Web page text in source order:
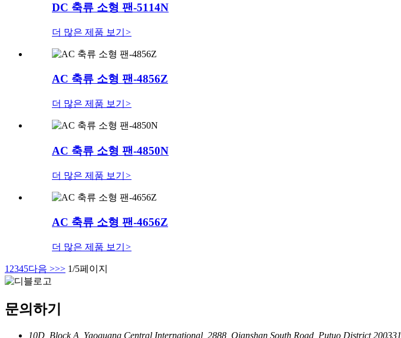
DC 축류 소형 팬-5114N
더 많은 제품 보기 >
AC 축류 소형 팬-4856Z
더 많은 제품 보기 >
AC 축류 소형 팬-4850N
더 많은 제품 보기 >
AC 축류 소형 팬-4656Z
더 많은 제품 보기 >
1 2345다음 >>> 1/5페이지
문의하기
10D, Block A, Yaoguang Central International, 2888, Qianshan South Road, Putuo District 200331